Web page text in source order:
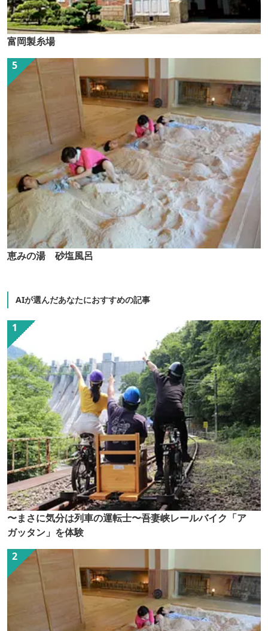
富岡製糸場
恵みの湯 砂塩風呂
AIが選んだあなたにおすすめの記事
〜まさに気分は列車の運転士〜吾妻峡レールバイク「ア
ガッタン」を体験